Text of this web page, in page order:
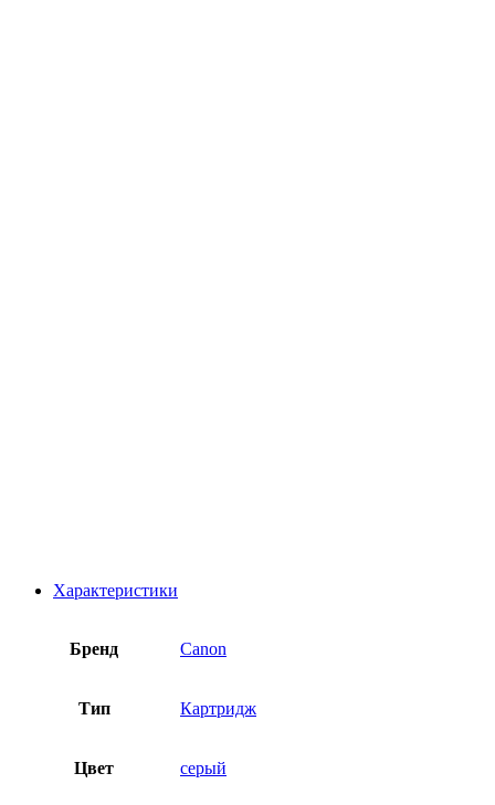
Характеристики
Бренд Canon
Тип Картридж
Цвет серый